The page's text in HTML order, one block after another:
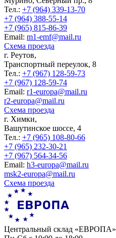
Тел.: +7 (964) 339-13-70
+7 (964) 388-55-14
+7 (965) 815-86-39
Еmail: m1-emf@mail.ru
Схема проезда
г. Реутов,
Транспортный переулок, 8
Тел.: +7 (967) 128-59-73
+7 (967) 128-59-74
Еmail: r1-europa@mail.ru
r2-europa@mail.ru
Схема проезда
г. Химки,
Вашутинское шоссе, 4
Тел.: +7 (965) 108-80-66
+7 (965) 232-30-21
+7 (967) 564-34-56
Еmail: h3-europa@mail.ru
msk2-europa@mail.ru
Схема проезда
Центральный склад «ЕВРОПА»